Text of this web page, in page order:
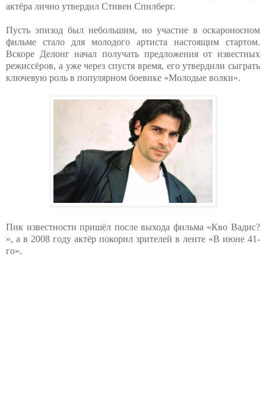
актёра лично утвердил Стивен Спилберг.
Пусть эпизод был небольшим, но участие в оскароносном
фильме стало для молодого артиста настоящим стартом.
Вскоре Делонг начал получать предложения от известных
режиссёров, а уже через спустя время, его утвердили сыграть
ключевую роль в популярном боевике «Молодые волки».
Пик известности пришёл после выхода фильма «Кво Вадис?
», а в 2008 году актёр покорил зрителей в ленте «В июне 41-
го».